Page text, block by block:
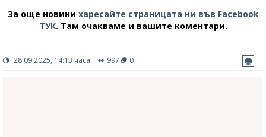
За още новини харесайте страницата ни във Facebook
ТУК. Там очакваме и вашите коментари.
28.09.2025, 14:13 часа 997 0